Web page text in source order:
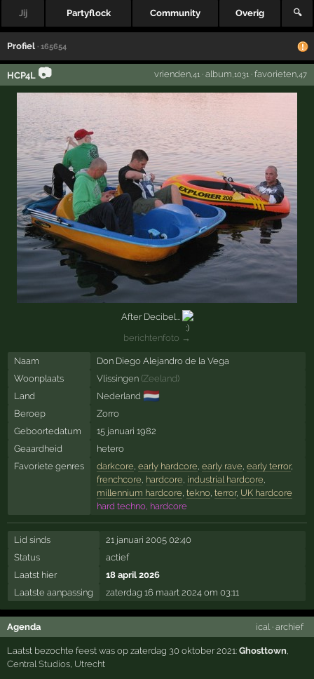
Jij Partyflock Community Overig 🔍
Profiel · 165654
HCP4L 📷 vrienden,41· album ,1031· favorieten,47
After Decibel...
berichtenfoto →
Naam
Don Diego Alejandro de la Vega
Woonplaats
Vlissingen (Zeeland)
Land
Nederland 🇳🇱
Beroep
Zorro
Geboortedatum
15 januari 1982
Geaardheid
hetero
Favoriete genres
darkcore early hardcore early rave early terror,
frenchcore hardcore industrial hardcore
millennium hardcore tekno, terror, UK hardcore
hard techno, hardcore
Lid sinds
21 januari 2005 02:40
Status
actief
Laatst hier
18 april 2026
Laatste aanpassing
zaterdag 16 maart 2024 om 03:11
Agenda ical· archief
Laatst bezochte feest was op zaterdag 30 oktober 2021:Ghosttown,
Central Studios, Utrecht